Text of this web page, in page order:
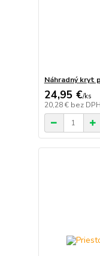
Náhradný kryt
24,95 €/ks
20,28 € bez DPH